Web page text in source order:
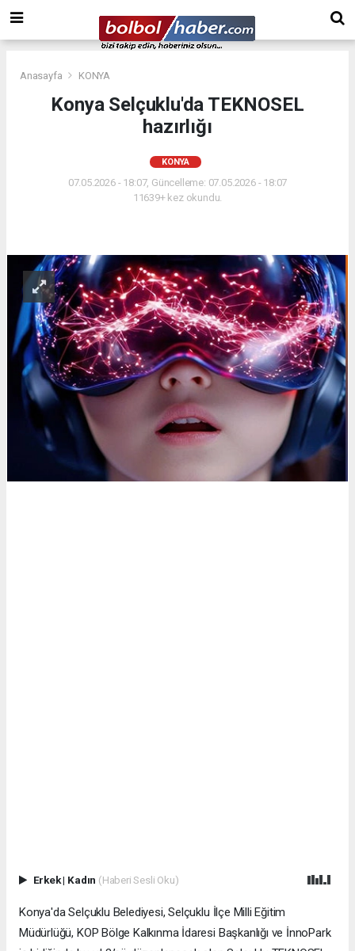
Anasayfa KONYA
Konya Selçuklu'da TEKNOSEL
hazırlığı
KONYA
07.05.2026 - 18:07, Güncelleme: 07.05.2026 - 18:07
11639+ kez okundu.
Erkek| Kadın (Haberi Sesli Oku)
Konya'da Selçuklu Belediyesi, Selçuklu İlçe Milli Eğitim
Müdürlüğü, KOP Bölge Kalkınma İdaresi Başkanlığı ve İnnoPark